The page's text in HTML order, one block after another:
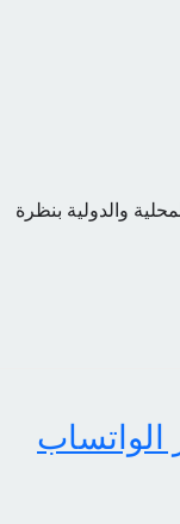
والدولية بنظرة
الواتساب